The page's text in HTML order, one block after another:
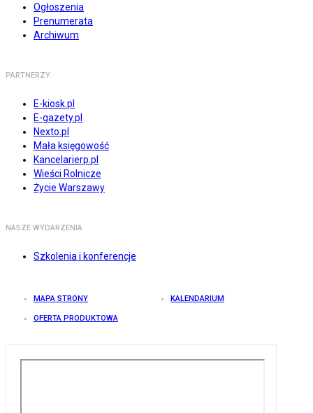
Ogłoszenia
Prenumerata
Archiwum
PARTNERZY
E-kiosk.pl
E-gazety.pl
Nexto.pl
Mała księgowość
Kancelarierp.pl
Wieści Rolnicze
Życie Warszawy
NASZE WYDARZENIA
Szkolenia i konferencje
MAPA STRONY KALENDARIUM
OFERTA PRODUKTOWA